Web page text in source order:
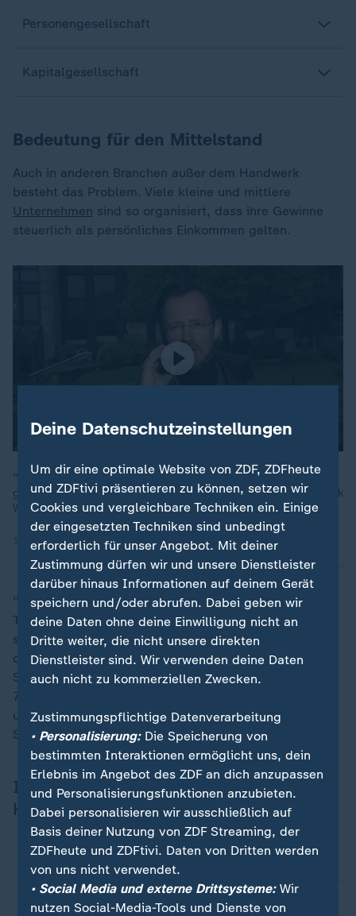
Personengesellschaft
Kapitalgesellschaft
Bedeutung für den Mittelstand
Auch in anderen Branchen außer dem Handwerk
besteht das Problem. Viele kleine und mittlere
Unternehmen sind so organisiert, dass ihre Gewinne
steuerlich als persönliches Einkommen gelten.
"Klar ist, dass wir eine Einkommensteuerreform wollen, die
gezielt kleine und mittlere Einkommen entlasten soll", sagt Dirk
Wiese, Erster Parlamentarischer Geschäftsführer der SPD.
11.05.2026 | 5:07 min
"Ein erheblicher Teil der Einkommen im oberen
Tarifbereich stammt aus dem Unternehmenssektor",
sagt der Ökonom Dr. Tobias Hentze vom Institut der
deutschen Wirtschaft (IW). Rund 40 Prozent beim
Spitzensteuersatz, bei der 'Reichensteuer' sogar rund
70 Prozent. So hoch ist der Anteil des
unternehmerischen Einkommens in diesen
Steuerklassen.
Infos zur Einkommensteuer und
Körperschaftsteuer
Wie ist die Einkommensteuer aufgebaut?
Wer zahlt die "Reichensteuer"?
Deine Datenschutzeinstellungen
Um dir eine optimale Website von ZDF, ZDFheute
und ZDFtivi präsentieren zu können, setzen wir
Cookies und vergleichbare Techniken ein. Einige
der eingesetzten Techniken sind unbedingt
erforderlich für unser Angebot. Mit deiner
Zustimmung dürfen wir und unsere Dienstleister
darüber hinaus Informationen auf deinem Gerät
speichern und/oder abrufen. Dabei geben wir
deine Daten ohne deine Einwilligung nicht an
Dritte weiter, die nicht unsere direkten
Dienstleister sind. Wir verwenden deine Daten
auch nicht zu kommerziellen Zwecken.
Zustimmungspflichtige Datenverarbeitung
• Personalisierung:Die Speicherung von
bestimmten Interaktionen ermöglicht uns, dein
Erlebnis im Angebot des ZDF an dich anzupassen
und Personalisierungsfunktionen anzubieten.
Dabei personalisieren wir ausschließlich auf
Basis deiner Nutzung von ZDF Streaming, der
ZDFheute und ZDFtivi. Daten von Dritten werden
von uns nicht verwendet.
• Social Media und externe Drittsysteme:Wir
nutzen Social-Media-Tools und Dienste von